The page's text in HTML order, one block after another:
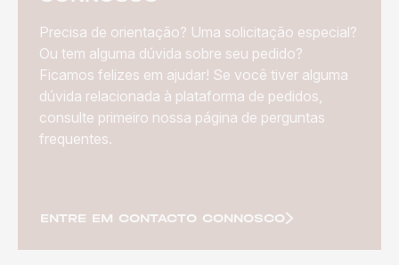
Precisa de orientação? Uma solicitação especial?
Ou tem alguma dúvida sobre seu pedido?
Ficamos felizes em ajudar! Se você tiver alguma
dúvida relacionada à plataforma de pedidos,
consulte primeiro nossa página de perguntas
frequentes.
ENTRE EM CONTACTO CONNOSCO